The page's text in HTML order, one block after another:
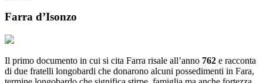
Farra d’Isonzo
Il primo documento in cui si cita Farra risale all’anno 762 e racconta
di due fratelli longobardi che donarono alcuni possedimenti in Fara,